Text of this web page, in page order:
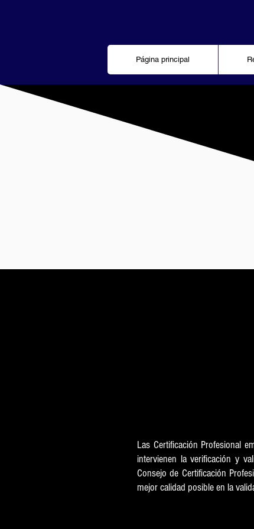
Página principal
Las Certificación Profesional
intervienen la verificación y
Consejo de Certificación
mejor calidad posible en la